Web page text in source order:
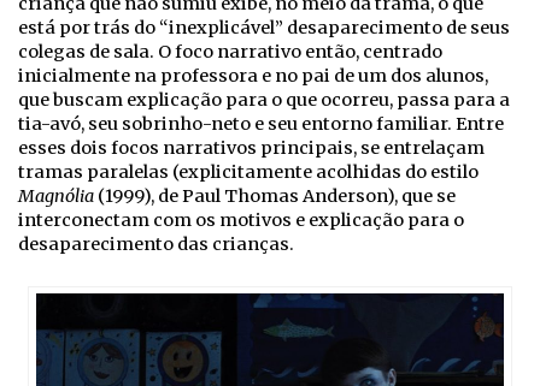
está por trás do “inexplicável” desaparecimento de seus
colegas de sala. O foco narrativo então, centrado
inicialmente na professora e no pai de um dos alunos,
que buscam explicação para o que ocorreu, passa para a
tia-avó, seu sobrinho-neto e seu entorno familiar. Entre
esses dois focos narrativos principais, se entrelaçam
tramas paralelas (explicitamente acolhidas do estilo
Magnólia (1999), de Paul Thomas Anderson), que se
interconectam com os motivos e explicação para o
desaparecimento das crianças.